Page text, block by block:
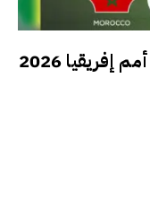
لبؤات الأطلس إلى ربع نهائي كأس أمم إفريقيا 2026